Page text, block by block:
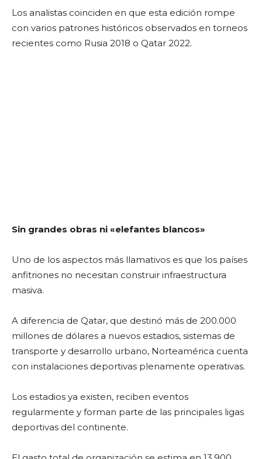
Los analistas coinciden en que esta edición rompe
con varios patrones históricos observados en torneos
recientes como Rusia 2018 o Qatar 2022.
Sin grandes obras ni «elefantes blancos»
Uno de los aspectos más llamativos es que los países
anfitriones no necesitan construir infraestructura
masiva.
A diferencia de Qatar, que destinó más de 200.000
millones de dólares a nuevos estadios, sistemas de
transporte y desarrollo urbano, Norteamérica cuenta
con instalaciones deportivas plenamente operativas.
Los estadios ya existen, reciben eventos
regularmente y forman parte de las principales ligas
deportivas del continente.